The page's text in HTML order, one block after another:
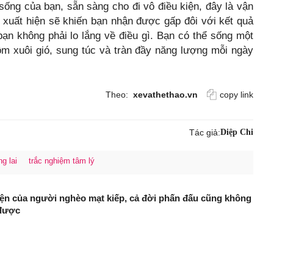
của bạn, sẵn sàng cho đi vô điều kiện, đây là vận
hiện sẽ khiến bạn nhận được gấp đôi với kết quả
không phải lo lắng về điều gì. Bạn có thể sống một
xuôi gió, sung túc và tràn đầy năng lượng mỗi ngày
Theo: xevathethao.vn copy link
Tác giả:Diệp Chi
lai trắc nghiệm tâm lý
của người nghèo mạt kiếp, cả đời phấn đấu cũng không